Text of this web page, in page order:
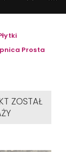
Prosta
ZOSTAŁ